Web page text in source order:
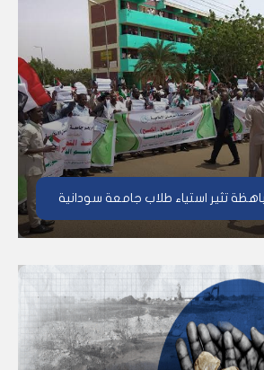
تثير استياء طلاب جامعة سودانية